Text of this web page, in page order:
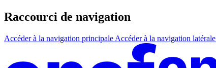
Raccourci de navigation
Accéder à la navigation principale Accéder à la navigation latérale